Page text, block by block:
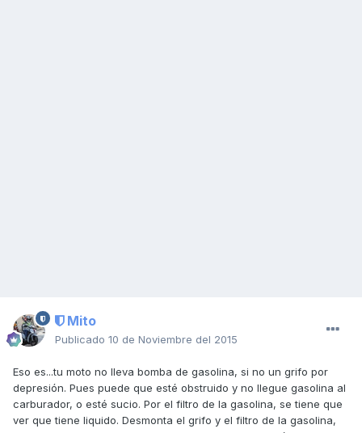
Mito
Publicado 10 de Noviembre del 2015
Eso es...tu moto no lleva bomba de gasolina, si no un grifo por
depresión. Pues puede que esté obstruido y no llegue gasolina al
carburador, o esté sucio. Por el filtro de la gasolina, se tiene que
ver que tiene liquido. Desmonta el grifo y el filtro de la gasolina,